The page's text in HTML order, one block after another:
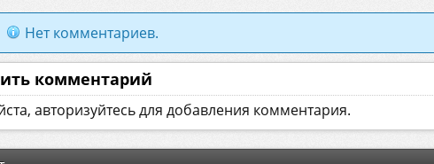
Нет комментариев.
комментарий
авторизуйтесь для добавления комментария.